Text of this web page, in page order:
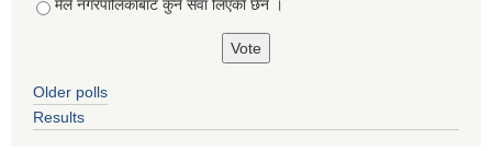
मैले नगरपालिकाबाट कुनै सेवा लिएकाे छैन ।
Older polls
Results